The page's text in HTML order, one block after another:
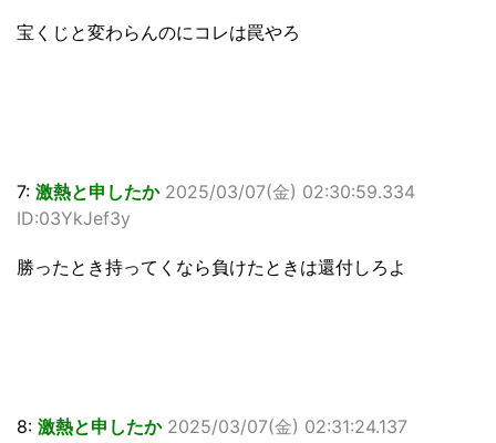
宝くじと変わらんのにコレは罠やろ
7: 激熱と申したか 2025/03/07(金) 02:30:59.334
ID:03YkJef3y
勝ったとき持ってくなら負けたときは還付しろよ
8: 激熱と申したか 2025/03/07(金) 02:31:24.137